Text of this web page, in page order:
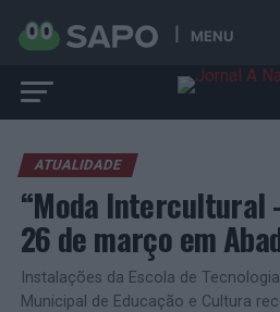
MENU
ATUALIDADE
“Moda Intercultural
26 de março em
Instalações da Escola de
Municipal de Educação e Cultura